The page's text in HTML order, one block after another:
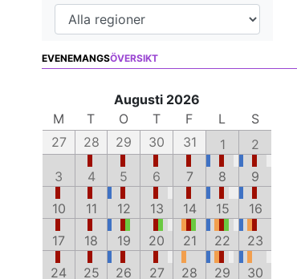
EVENEMANGSÖVERSIKT
Augusti 2026
M
T O T F L
S
27
28 29 30 31 1
2
3
4 5 6 7 8
9
10
11 12 13 14 15
16
17
18 19 20 21 22
23
24
25 26 27 28 29 30